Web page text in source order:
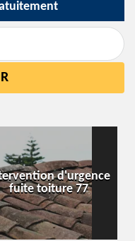
d'urgence
fuite toiture 77